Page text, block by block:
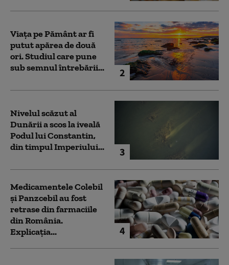
2
Viața pe Pământ ar fi
putut apărea de două
ori. Studiul care pune
sub semnul întrebării...
3
Nivelul scăzut al
Dunării a scos la iveală
Podul lui Constantin,
din timpul Imperiului...
4
Medicamentele Colebil
și Panzcebil au fost
retrase din farmaciile
din România.
Explicația...